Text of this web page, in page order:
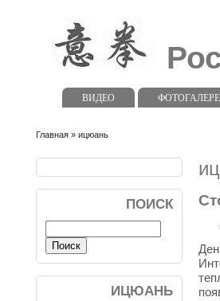
ВИДЕО
Главная » ицюань
ПОИСК
ИЦЮАНЬ